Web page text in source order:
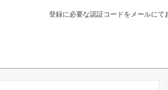
登録に必要な認証コードをメールにて